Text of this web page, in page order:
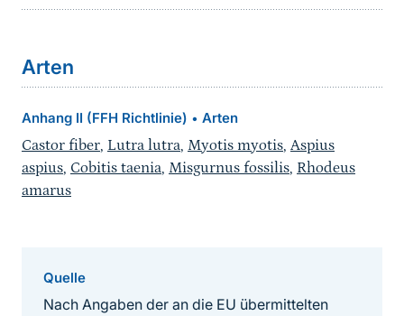
Arten
Anhang II (FFH Richtlinie) • Arten
Castor fiber, Lutra lutra, Myotis myotis, Aspius
aspius, Cobitis taenia, Misgurnus fossilis, Rhodeus
amarus
Quelle
Nach Angaben der an die EU übermittelten